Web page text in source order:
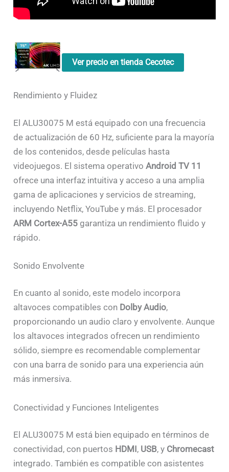
Ver precio en tienda Cecotec
Rendimiento y Fluidez
El ALU30075 M está equipado con una frecuencia
de actualización de 60 Hz, suficiente para la mayoría
de los contenidos, desde películas hasta
videojuegos. El sistema operativoAndroid TV 11
ofrece una interfaz intuitiva y acceso a una amplia
gama de aplicaciones y servicios de streaming,
incluyendo Netflix, YouTube y más. El procesador
ARM Cortex-A55 garantiza un rendimiento fluido y
rápido.
Sonido Envolvente
En cuanto al sonido, este modelo incorpora
altavoces compatibles con Dolby Audio,
proporcionando un audio claro y envolvente. Aunque
los altavoces integrados ofrecen un rendimiento
sólido, siempre es recomendable complementar
con una barra de sonido para una experiencia aún
más inmersiva.
Conectividad y Funciones Inteligentes
El ALU30075 M está bien equipado en términos de
conectividad, con puertos HDMI, USB, y Chromecast
integrado. También es compatible con asistentes